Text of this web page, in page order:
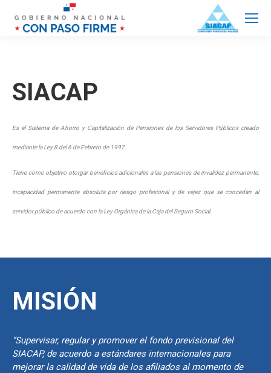
SIACAP
Es el Sistema de Ahorro y Capitalización de Pensiones de los Servidores Públicos creado
mediante la Ley 8 del 6 de Febrero de 1997.
Tiene como objetivo otorgar beneficios adicionales a las pensiones de invalidez permanente,
incapacidad permanente absoluta por riesgo profesional y de vejez que se concedan al
servidor público de acuerdo con la Ley Orgánica de la Caja del Seguro Social.
MISIÓN
“Supervisar, regular y promover el fondo previsional del
SIACAP, de acuerdo a estándares internacionales para
mejorar la calidad de vida de los afiliados al momento de